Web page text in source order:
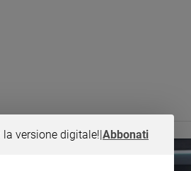
versione digitale!|Abbonati